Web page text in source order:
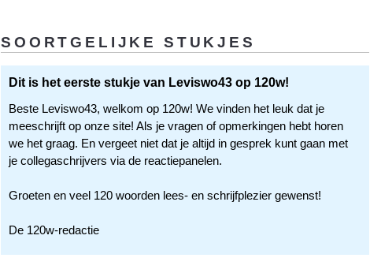
SOORTGELIJKE STUKJES
Dit is het eerste stukje van Leviswo43 op 120w!
Beste Leviswo43, welkom op 120w! We vinden het leuk dat je
meeschrijft op onze site! Als je vragen of opmerkingen hebt horen
we het graag. En vergeet niet dat je altijd in gesprek kunt gaan met
je collegaschrijvers via de reactiepanelen.
Groeten en veel 120 woorden lees- en schrijfplezier gewenst!
De 120w-redactie